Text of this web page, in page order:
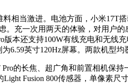
相当激进。电池方面，小米17T
。充一次用两天的体验，对用户
版本还支持100W有线充电和无
6.59英寸120Hz屏幕。两款机型均
的长焦、超广角和前置相机保持
Fusion 800传感器，单像素